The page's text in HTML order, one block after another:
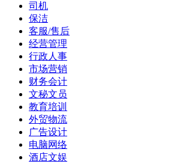
司机
保洁
客服/售后
经营管理
行政人事
市场营销
财务会计
文秘文员
教育培训
外贸物流
广告设计
电脑网络
酒店文娱